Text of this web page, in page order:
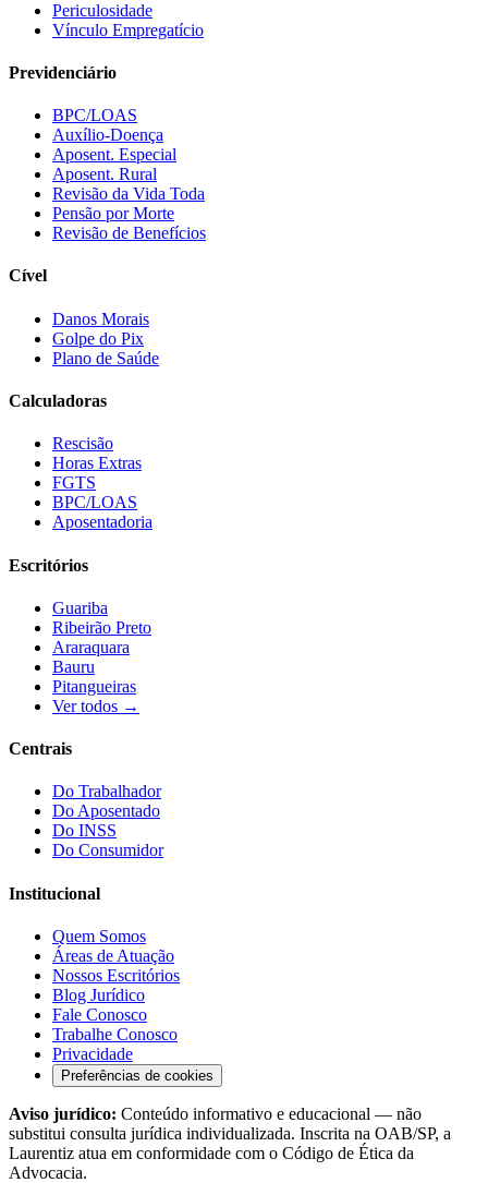
Periculosidade
Vínculo Empregatício
Previdenciário
BPC/LOAS
Auxílio-Doença
Aposent. Especial
Aposent. Rural
Revisão da Vida Toda
Pensão por Morte
Revisão de Benefícios
Cível
Danos Morais
Golpe do Pix
Plano de Saúde
Calculadoras
Rescisão
Horas Extras
FGTS
BPC/LOAS
Aposentadoria
Escritórios
Guariba
Ribeirão Preto
Araraquara
Bauru
Pitangueiras
Ver todos →
Centrais
Do Trabalhador
Do Aposentado
Do INSS
Do Consumidor
Institucional
Quem Somos
Áreas de Atuação
Nossos Escritórios
Blog Jurídico
Fale Conosco
Trabalhe Conosco
Privacidade
Preferências de cookies
Aviso jurídico: Conteúdo informativo e educacional — não
substitui consulta jurídica individualizada. Inscrita na OAB/SP, a
Laurentiz atua em conformidade com o Código de Ética da
Advocacia.